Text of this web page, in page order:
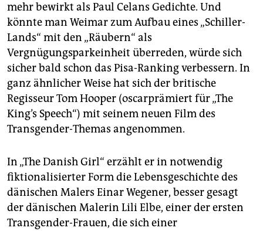
mehr bewirkt als Paul Celans Gedichte. Und
könnte man Weimar zum Aufbau eines „Schiller-
Lands“ mit den „Räubern“ als
Vergnügungsparkeinheit überreden, würde sich
sicher bald schon das Pisa-Ranking verbessern. In
ganz ähnlicher Weise hat sich der britische
Regisseur Tom Hooper (oscarprämiert für „The
King’s Speech“) mit seinem neuen Film des
Transgender-Themas angenommen.
In „The Danish Girl“ erzählt er in notwendig
fiktionalisierter Form die Lebensgeschichte des
dänischen Malers Einar Wegener, besser gesagt
der dänischen Malerin Lili Elbe, einer der ersten
Transgender-Frauen, die sich einer